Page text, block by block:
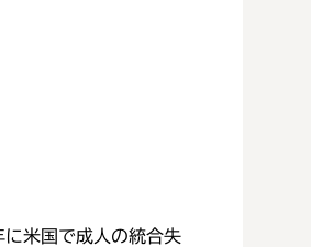
米国で成人の統合失